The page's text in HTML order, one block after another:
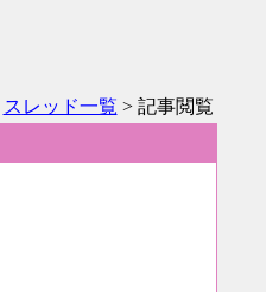
スレッド一覧 > 記事閲覧